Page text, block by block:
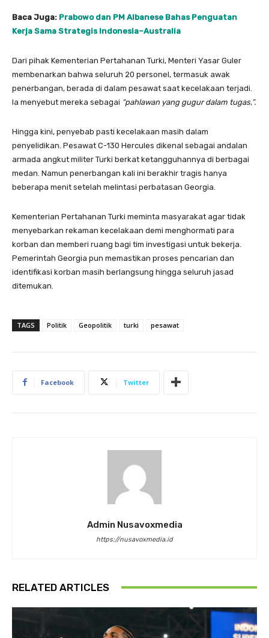
Baca Juga: Prabowo dan PM Albanese Bahas Penguatan
Kerja Sama Strategis Indonesia–Australia
Dari pihak Kementerian Pertahanan Turki, Menteri Yasar Guler
membenarkan bahwa seluruh 20 personel, termasuk awak
penerbangan, berada di dalam pesawat saat kecelakaan terjadi.
Ia menyebut mereka sebagai “pahlawan yang gugur dalam tugas,”.
Hingga kini, penyebab pasti kecelakaan masih dalam
penyelidikan. Pesawat C-130 Hercules dikenal sebagai andalan
armada angkut militer Turki berkat ketangguhannya di berbagai
medan. Namun penerbangan kali ini berakhir tragis hanya
beberapa menit setelah melintasi perbatasan Georgia.
Kementerian Pertahanan Turki meminta masyarakat agar tidak
menyebarkan rekaman kecelakaan demi menghormati para
korban dan memberi ruang bagi tim investigasi untuk bekerja.
Pemerintah Georgia pun memastikan proses pencarian dan
identifikasi korban masih berlangsung hingga seluruh jasad
ditemukan.
TAGS Politik Geopolitik turki pesawat
Facebook Twitter
Admin Nusavoxmedia
https://nusavoxmedia.id
RELATED ARTICLES